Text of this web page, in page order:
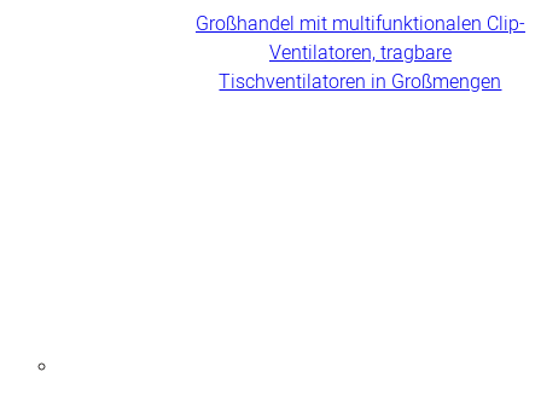
Großhandel mit multifunktionalen Clip-
Ventilatoren, tragbare
Tischventilatoren in Großmengen